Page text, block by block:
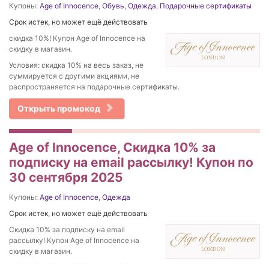
Купоны: Age of Innocence, Обувь, Одежда, Подарочные сертификаты
Срок истек, но может ещё действовать
скидка 10%! Купон Age of Innocence на
скидку в магазин.
Условия: скидка 10% на весь заказ, не
суммируется с другими акциями, не
распространяется на подарочные сертификаты.
Открыть промокод
Age of Innocence, Скидка 10% за
подписку на email рассылку! Купон по
30 сентября 2025
Купоны: Age of Innocence, Одежда
Срок истек, но может ещё действовать
Скидка 10% за подписку на email
рассылку! Купон Age of Innocence на
скидку в магазин.